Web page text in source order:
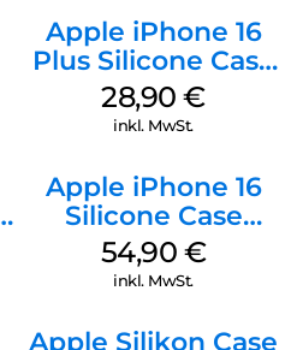
Apple iPhone 16
Plus Silicone Case
MagSafe Black
28,90€
inkl. MwSt.
Apple iPhone 16
Silicone Case
MagSafe Black
54,90 €
inkl. MwSt.
Apple Silikon Case